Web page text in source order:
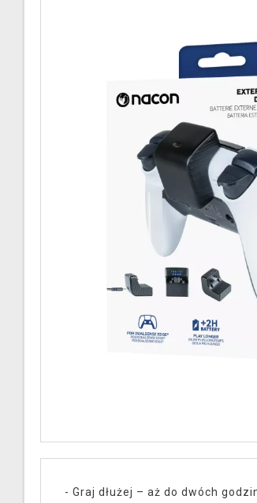
- Graj dłużej – aż do dwóch